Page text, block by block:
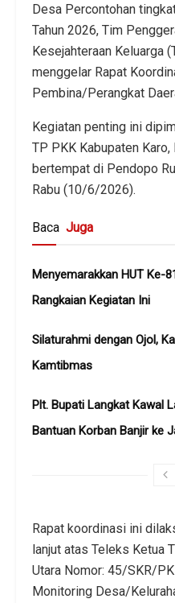
Desa Percontohan
Tahun 2026, Tim
Kesejahteraan Keluarga
menggelar Rapat
Pembina/Perangkat
Kegiatan penting ini
TP PKK Kabupaten
bertempat di Pendopo
Rabu (10/6/2026).
Baca Juga
Menyemarakkan HUT Ke-
Rangkaian Kegiatan Ini
Silaturahmi dengan Ojol,
Kamtibmas
Plt. Bupati Langkat Kawal
Bantuan Korban Banjir ke
​Rapat koordinasi ini
lanjut atas Teleks Ketua
Utara Nomor: 45/SKR/
Monitoring Desa/